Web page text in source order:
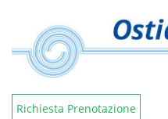
Richiesta Prenotazione